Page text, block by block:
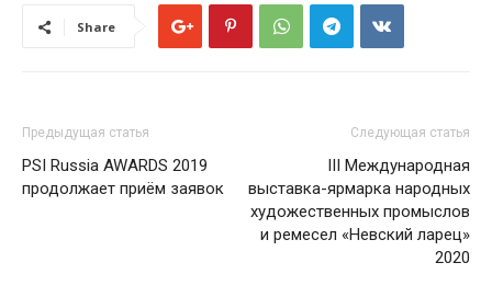
Share
Предыдущая статья
PSI Russia AWARDS 2019
продолжает приём заявок
Следующая статья
III Международная
выставка-ярмарка народных
художественных промыслов
и ремесел «Невский ларец»
2020